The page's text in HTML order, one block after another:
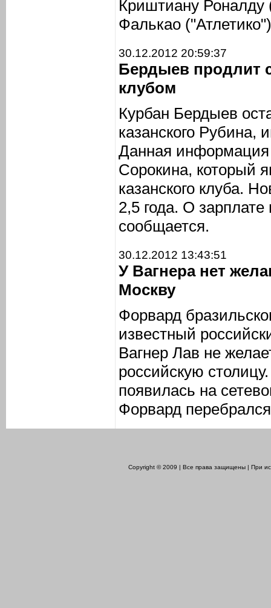
Криштиану
Фалькао
30.12.2012 20:59:37
Бердыев продлит
клубом
Курбан Бердыев
казанского
Данная информация
Сорокина, который
казанского клуба.
2,5 года. О
сообщается.
30.12.2012 13:43:51
У Вагнера нет
Москву
Форвард
известный
Вагнер Лав не
российскую
появилась на
Форвард
Copyright © 2009 | Все права защищены | При